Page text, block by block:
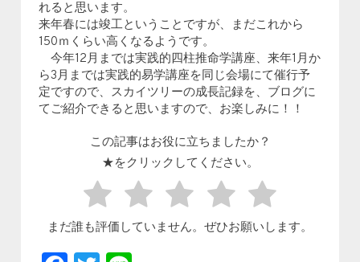
れると思います。
来年春には竣工ということですが、まだこれから
150ｍくらい高くなるようです。
今年12月までは実践的四柱推命学講座、来年1月か
ら3月までは実践的易学講座を同じ会場にて催行予
定ですので、スカイツリーの成長記録を、ブログに
てご紹介できると思いますので、お楽しみに！！
この記事はお役に立ちましたか？
★をクリックしてください。
まだ誰も評価していません。ぜひお願いします。